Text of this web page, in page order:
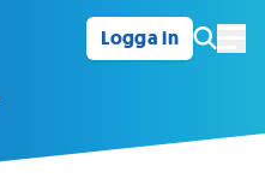
Logga in